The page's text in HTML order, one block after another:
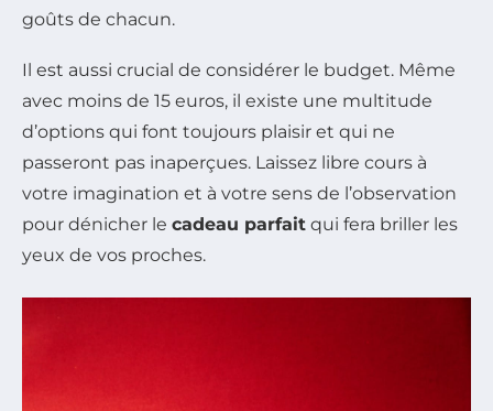
goûts de chacun.
Il est aussi crucial de considérer le budget. Même
avec moins de 15 euros, il existe une multitude
d’options qui font toujours plaisir et qui ne
passeront pas inaperçues. Laissez libre cours à
votre imagination et à votre sens de l’observation
pour dénicher le cadeau parfait qui fera briller les
yeux de vos proches.